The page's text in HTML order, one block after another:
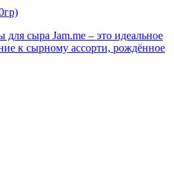
сыра Jam.me – это идеальное
к сырному ассорти, рождённое